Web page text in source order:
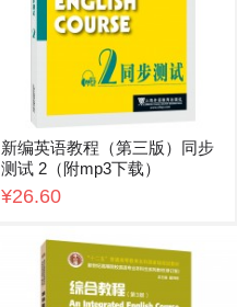
新编英语教程（第三版）同步
测试 2（附mp3下载）
¥26.60